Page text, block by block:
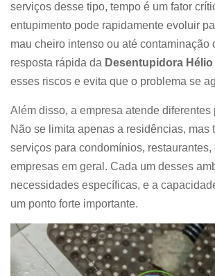
serviços desse tipo, tempo é um fator
entupimento pode rapidamente evoluir
mau cheiro intenso ou até contaminação
resposta rápida da Desentupidora Hélio
esses riscos e evita que o problema se
Além disso, a empresa atende diferentes
Não se limita apenas a residências, mas
serviços para condomínios, restaurantes,
empresas em geral. Cada um desses
necessidades específicas, e a
um ponto forte importante.